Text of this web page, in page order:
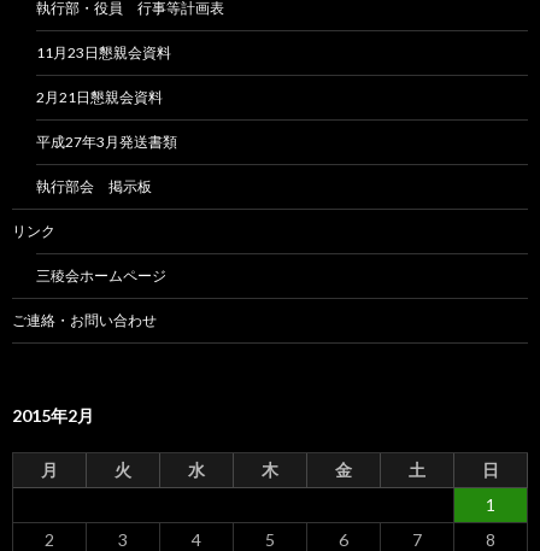
執行部・役員 行事等計画表
11月23日懇親会資料
2月21日懇親会資料
平成27年3月発送書類
執行部会 掲示板
リンク
三稜会ホームページ
ご連絡・お問い合わせ
2015年2月
月 火 水 木 金 土 日
1
2
3 4 5 6 7
8